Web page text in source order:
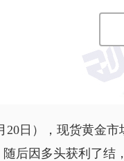
20日），现货黄金
后因多头获利了